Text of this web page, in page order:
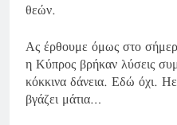
θεών.
Ας έρθουμε όμως στο
η Κύπρος βρήκαν λύσεις
κόκκινα δάνεια. Εδώ όχι.
βγάζει μάτια…